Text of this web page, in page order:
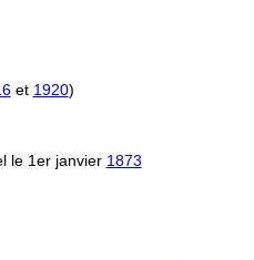
et 1920)
le 1er janvier 1873